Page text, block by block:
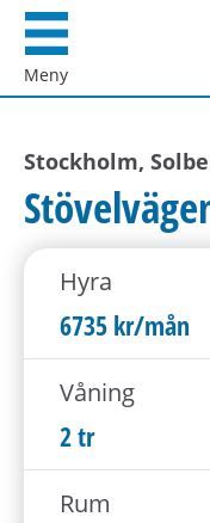
Meny
Stockholm,
Hyra
6735 kr/mån
Våning
2 tr
Rum